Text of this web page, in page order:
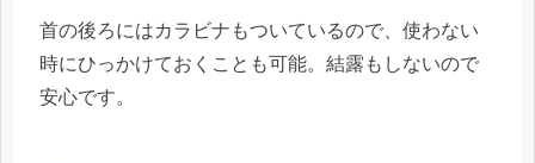
首の後ろにはカラビナもついているので、使わない
時にひっかけておくことも可能。結露もしないので
安心です。